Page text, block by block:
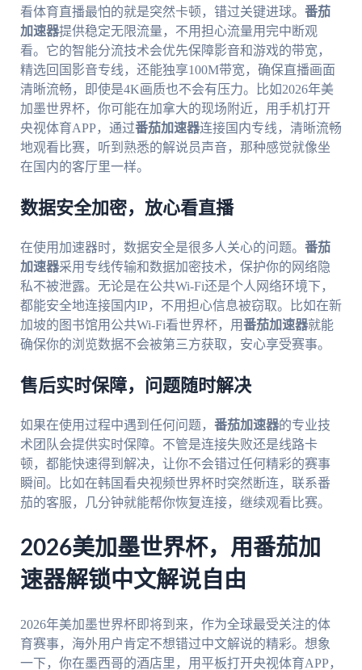
看体育直播最怕的就是突然卡顿，错过关键进球。 番茄
加速器提供稳定无限流量，不用担心流量用完中断观
看。它的智能分流技术会优先保障影音和游戏的带宽，
精选回国影音专线，还能独享100M带宽，确保直播画面
清晰流畅，即使是4K画质也不会有压力。比如2026年美
加墨世界杯，你可能在加拿大的现场附近，用手机打开
央视体育APP，通过番茄加速器连接国内专线，清晰流畅
地观看比赛，听到熟悉的解说员声音，那种感觉就像坐
在国内的客厅里一样。
数据安全加密，放心看直播
在使用加速器时，数据安全是很多人关心的问题。 番茄
加速器采用专线传输和数据加密技术，保护你的网络隐
私不被泄露。无论是在公共Wi-Fi还是个人网络环境下，
都能安全地连接国内IP，不用担心信息被窃取。比如在新
加坡的图书馆用公共Wi-Fi看世界杯，用番茄加速器就能
确保你的浏览数据不会被第三方获取，安心享受赛事。
售后实时保障，问题随时解决
如果在使用过程中遇到任何问题， 番茄加速器的专业技
术团队会提供实时保障。不管是连接失败还是线路卡
顿，都能快速得到解决，让你不会错过任何精彩的赛事
瞬间。比如在韩国看央视频世界杯时突然断连，联系番
茄的客服，几分钟就能帮你恢复连接，继续观看比赛。
2026美加墨世界杯，用番茄加
速器解锁中文解说自由
2026年美加墨世界杯即将到来，作为全球最受关注的体
育赛事，海外用户肯定不想错过中文解说的精彩。想象
一下，你在墨西哥的酒店里，用平板打开央视体育APP，